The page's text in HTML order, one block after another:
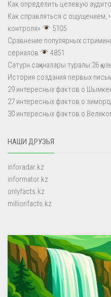
Как определить целевую
Как справляться с ощущением,
контроля»
5105
Сравнение популярных
сериалов
4851
Сатурн сақиналары туралы 26
История создания первых
29 интересных фактов о
27 интересных фактов о
30 интересных фактов о
НАШИ ДРУЗЬЯ
inforadar.kz
informator.kz
onlyfacts.kz
millionfacts.kz